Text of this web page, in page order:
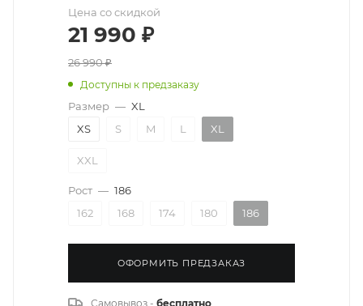
Цена со скидкой
21 990 ₽
26 990₽
Доступны к предзаказу
Размер — XL
XS
S M L XL
XXL
Рост — 186
162
168 174 180 186
ОФОРМИТЬ ПРЕДЗАКАЗ
Самовывоз - бесплатно